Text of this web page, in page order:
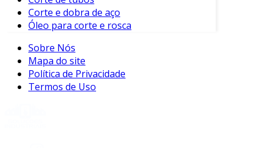
Corte e dobra de aço
Óleo para corte e rosca
Sobre Nós
Mapa do site
Política de Privacidade
Termos de Uso